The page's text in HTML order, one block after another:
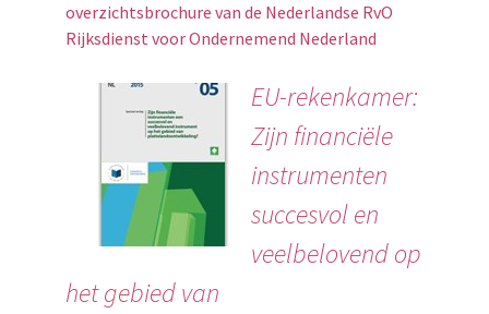
overzichtsbrochure van de Nederlandse RvO
Rijksdienst voor Ondernemend Nederland
EU-rekenkamer:
Zijn financiële
instrumenten
succesvol en
veelbelovend op
het gebied van